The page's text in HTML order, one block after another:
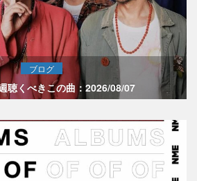
ブログ
聴くべきこの曲：2026/08/07